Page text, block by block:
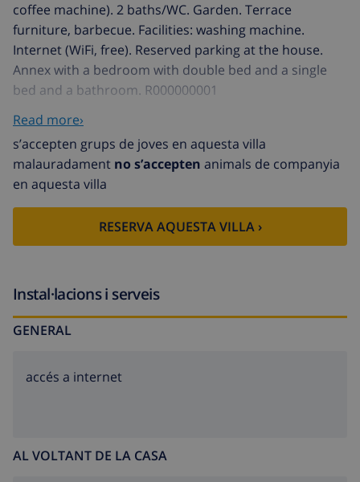
coffee machine). 2 baths/WC. Garden. Terrace
furniture, barbecue. Facilities: washing machine.
Internet (WiFi, free). Reserved parking at the house.
Annex with a bedroom with double bed and a single
bed and a bathroom. R000000001
Urb Les Tres Cales 3 km from L'Ametlla de Mar:
Beautiful, comfortable villa "Villa Arturo". In a quiet
position, 3 km from the sea, 3 km from the beach.
Private: property 900 m2, swimming pool
(01.05.-31.10.). Terrace, garden furniture, barbecue,
parking at the house. Shop 1.5 km, supermarket 1.5
km, restaurant 1.5 km. Nearby attractions: Parque
Portaventura 48 km, parque Aquopolis 51 km, parque
Reus 48 km, Barcelona 153 km. Please note: car
recommended. Groups of teenagers on request only.
Read more›
s’accepten grups de joves en aquesta villa
malauradament no s’accepten animals de companyia
en aquesta villa
RESERVA AQUESTA VILLA ›
Instal·lacions i serveis
GENERAL
accés a internet
AL VOLTANT DE LA CASA